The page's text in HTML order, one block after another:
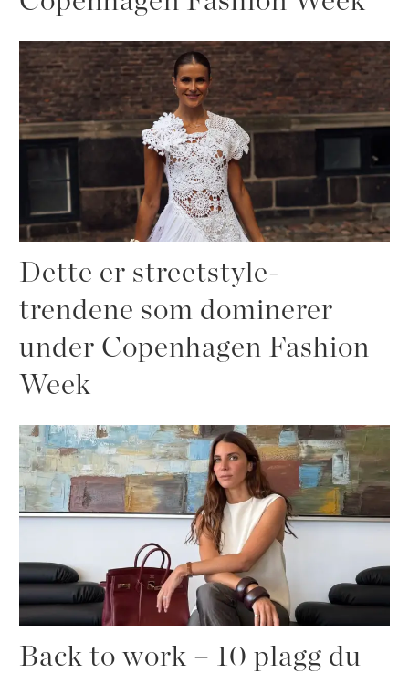
Dette er streetstyle-
trendene som dominerer
under Copenhagen Fashion
Week
Back to work – 10 plagg du